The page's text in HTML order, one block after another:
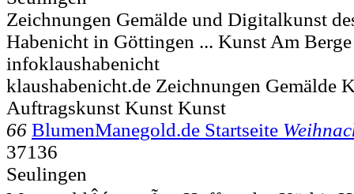
Zeichnungen Gemälde und Digitalkunst
Habenicht in Göttingen ... Kunst Am
infoklaushabenicht
klaushabenicht.de Zeichnungen Gemälde
Auftragskunst Kunst Kunst
66 BlumenManegold.de Startseite
37136
Seulingen